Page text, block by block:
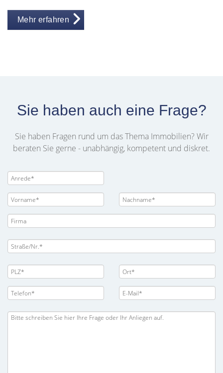
Mehr erfahren
Sie haben auch eine Frage?
Sie haben Fragen rund um das Thema Immobilien? Wir
beraten Sie gerne - unabhängig, kompetent und diskret.